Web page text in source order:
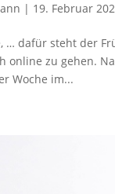
| 19. Februar
… dafür steht der
online zu gehen.
Woche im...